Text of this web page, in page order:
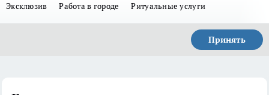
Эксклюзив Работа в городе Ритуальные услуги
Принять